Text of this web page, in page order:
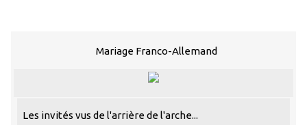
Mariage Franco-Allemand
Les invités vus de l'arrière de l'arche...